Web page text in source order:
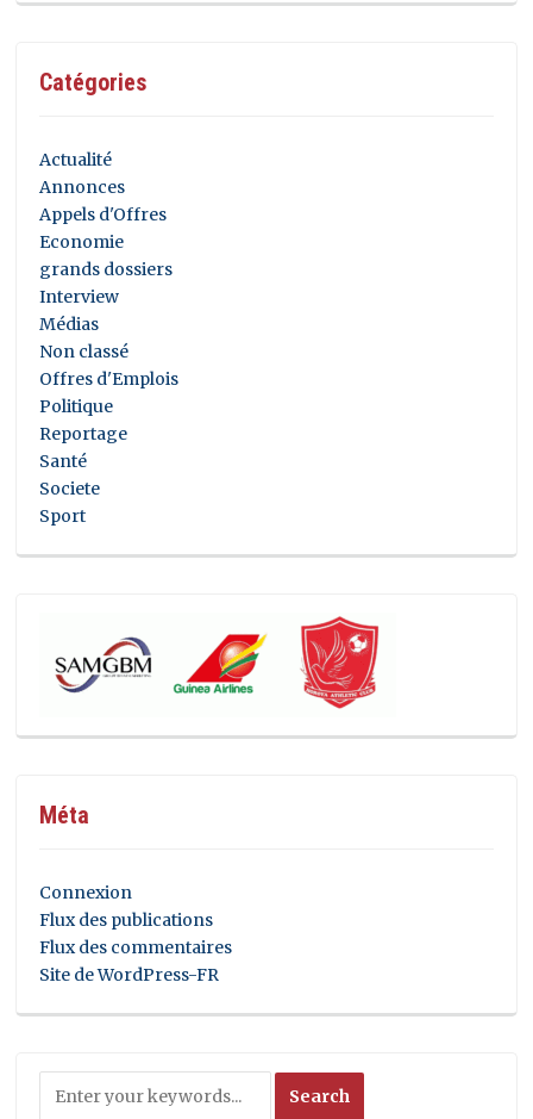
Catégories
Actualité
Annonces
Appels d'Offres
Economie
grands dossiers
Interview
Médias
Non classé
Offres d'Emplois
Politique
Reportage
Santé
Societe
Sport
Méta
Connexion
Flux des publications
Flux des commentaires
Site de WordPress-FR